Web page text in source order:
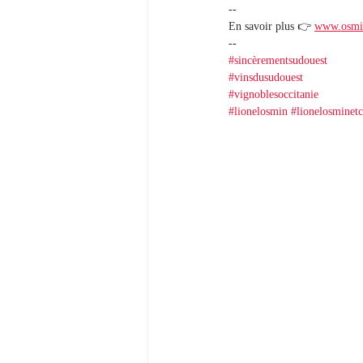
--
En savoir plus 👉
--
#sincèrementsudouest
#vinsdusudouest
#vignoblesoccitanie
#lionelosmin